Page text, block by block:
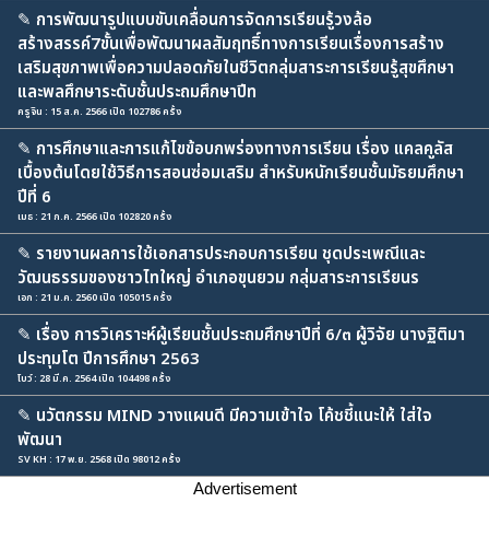
✎ การพัฒนารูปแบบขับเคลื่อนการจัดการเรียนรู้วงล้อ
สร้างสรรค์7ขั้นเพื่อพัฒนาผลสัมฤทธิ์ทางการเรียนเรื่องการสร้าง
เสริมสุขภาพเพื่อความปลอดภัยในชีวิตกลุ่มสาระการเรียนรู้สุขศึกษา
และพลศึกษาระดับชั้นประถมศึกษาปีท
ครูจิน : 15 ส.ค. 2566 เปิด 102786 ครั้ง
✎ การศึกษาและการแก้ไขข้อบกพร่องทางการเรียน เรื่อง แคลคูลัส
เบื้องต้นโดยใช้วิธีการสอนซ่อมเสริม สำหรับหนักเรียนชั้นมัธยมศึกษา
ปีที่ 6
เมธ : 21 ก.ค. 2566 เปิด 102820 ครั้ง
✎ รายงานผลการใช้เอกสารประกอบการเรียน ชุดประเพณีและ
วัฒนธรรมของชาวไทใหญ่ อำเภอขุนยวม กลุ่มสาระการเรียนร
เอก : 21 ม.ค. 2560 เปิด 105015 ครั้ง
✎ เรื่อง การวิเคราะห์ผู้เรียนชั้นประถมศึกษาปีที่ 6/๓ ผู้วิจัย นางฐิติมา
ประทุมโต ปีการศึกษา 2563
โบว์ : 28 มี.ค. 2564 เปิด 104498 ครั้ง
✎ นวัตกรรม MIND วางแผนดี มีความเข้าใจ โค้ชชี้แนะให้ ใส่ใจ
พัฒนา
SV KH : 17 พ.ย. 2568 เปิด 98012 ครั้ง
Advertisement